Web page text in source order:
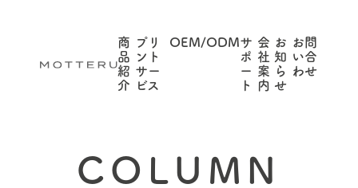
商
品
紹
介
プリ
ント
サー
ビス
OEM/ODMサ
ポ
ー
ト
会
社
案
内
お
知
ら
せ
お問
い合
わせ
COLUMN